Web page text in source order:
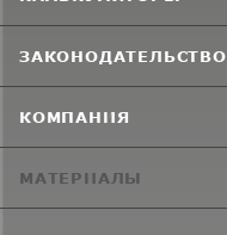
ЗАКОНОДАТЕЛЬСТВО
КОМПАНИЯ
МАТЕРИАЛЫ